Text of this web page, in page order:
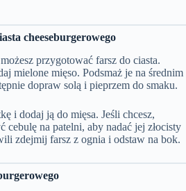
cheeseburgerowego
przygotować farsz do ciasta.
mielone mięso. Podsmaż je na średnim
dopraw solą i pieprzem do smaku.
i dodaj ją do mięsa. Jeśli chcesz,
cebulę na patelni, aby nadać jej złocisty
zdejmij farsz z ognia i odstaw na bok.